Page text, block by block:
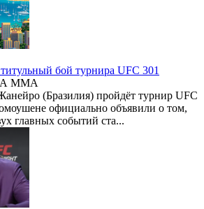
бой турнира UFC 301
MMA
(Бразилия) пройдёт турнир UFC
официально объявили о том,
главных событий ста...